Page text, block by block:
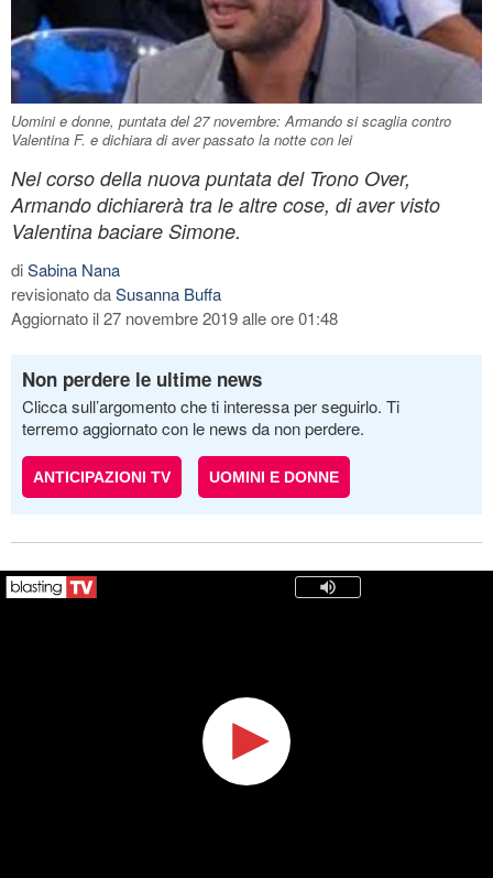
Uomini e donne, puntata del 27 novembre: Armando si scaglia contro
Valentina F. e dichiara di aver passato la notte con lei
Nel corso della nuova puntata del Trono Over,
Armando dichiarerà tra le altre cose, di aver visto
Valentina baciare Simone.
diSabina Nana
revisionato daSusanna Buffa
Aggiornato il 27 novembre 2019 alle ore 01:48
Non perdere le ultime news
Clicca sull’argomento che ti interessa per seguirlo. Ti
terremo aggiornato con le news da non perdere.
ANTICIPAZIONI TV UOMINI E DONNE